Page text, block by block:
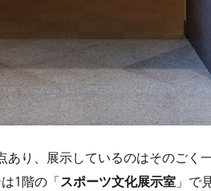
あり、展示しているのはそのごく
1階の「スポーツ文化展示室 」で